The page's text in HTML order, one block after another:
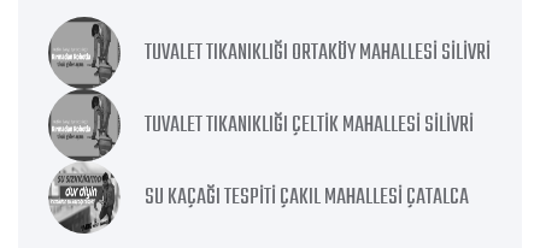
TUVALET TIKANIKLIĞI ORTAKÖY MAHALLESI SILIVRI
TUVALET TIKANIKLIĞI ÇELTIK MAHALLESI SILIVRI
SU KAÇAĞI TESPITI ÇAKIL MAHALLESI ÇATALCA